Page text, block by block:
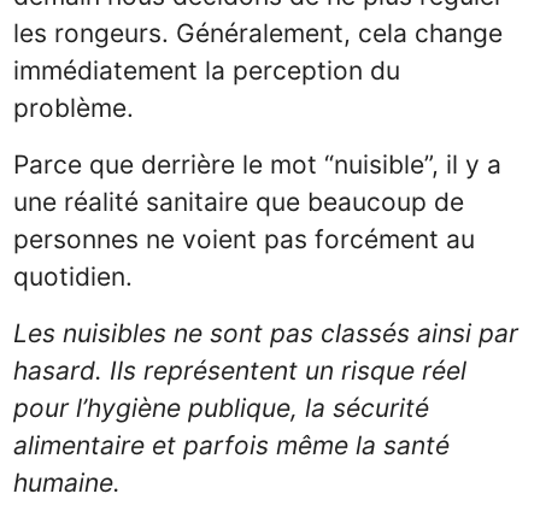
les rongeurs. Généralement, cela change
immédiatement la perception du
problème.
Parce que derrière le mot “nuisible”, il y a
une réalité sanitaire que beaucoup de
personnes ne voient pas forcément au
quotidien.
Les nuisibles ne sont pas classés ainsi par
hasard. Ils représentent un risque réel
pour l’hygiène publique, la sécurité
alimentaire et parfois même la santé
humaine.